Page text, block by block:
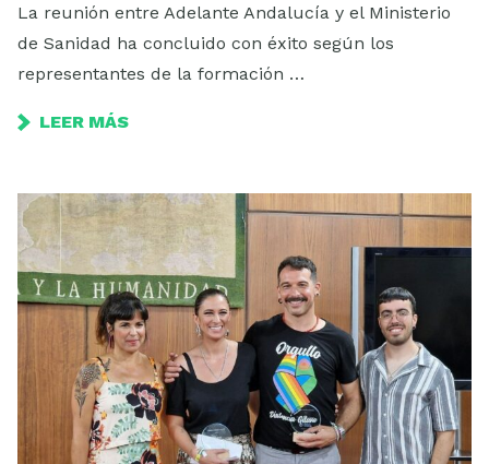
La reunión entre Adelante Andalucía y el Ministerio
de Sanidad ha concluido con éxito según los
representantes de la formación …
LEER MÁS